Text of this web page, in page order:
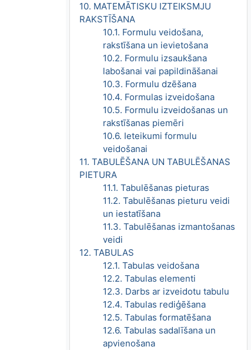
10. MATEMĀTISKU IZTEIKSMJU
RAKSTĪŠANA
10.1. Formulu veidošana,
rakstīšana un ievietošana
10.2. Formulu izsaukšana
labošanai vai papildināšanai
10.3. Formulu dzēšana
10.4. Formulas izveidošana
10.5. Formulu izveidošanas un
rakstīšanas piemēri
10.6. Ieteikumi formulu
veidošanai
11. TABULĒŠANA UN TABULĒŠANAS
PIETURA
11.1. Tabulēšanas pieturas
11.2. Tabulēšanas pieturu veidi
un iestatīšana
11.3. Tabulēšanas izmantošanas
veidi
12. TABULAS
12.1. Tabulas veidošana
12.2. Tabulas elementi
12.3. Darbs ar izveidotu tabulu
12.4. Tabulas rediģēšana
12.5. Tabulas formatēšana
12.6. Tabulas sadalīšana un
apvienošana